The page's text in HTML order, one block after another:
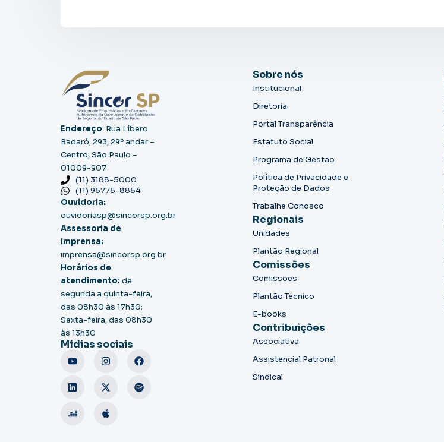
Endereço: Rua Líbero
Badaró, 293, 29º andar –
Centro, São Paulo –
01009-907
(11) 3188-5000
(11) 95775-8854
Ouvidoria:
ouvidoriasp@sincorsp.org.br
Assessoria de
Imprensa:
imprensa@sincorsp.org.br
Horários de
atendimento: de
segunda a quinta-feira,
das 08h30 às 17h30;
Sexta-feira, das 08h30
às 13h30
Mídias sociais
Sobre nós
Institucional
Diretoria
Portal Transparência
Estatuto Social
Programa de Gestão
Política de Privacidade e
Proteção de Dados
Trabalhe Conosco
Regionais
Unidades
Plantão Regional
Comissões
Comissões
Plantão Técnico
E-books
Contribuições
Associativa
Assistencial Patronal
Sindical